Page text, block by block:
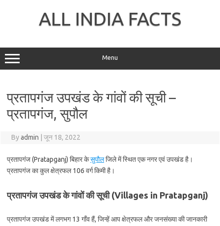
ALL INDIA FACTS
Menu
प्रतापगंज उपखंड के गांवों की सूची –
प्रतापगंज, सुपौल
Byadmin जून 18, 2022
प्रतापगंज (Pratapganj) बिहार केसुपौलजिले में स्थित एक नगर एवं उपखंड है।
प्रतापगंज का कुल क्षेत्रफल 106 वर्ग किमी है।
प्रतापगंज उपखंड के गांवों की सूची (Villages in Pratapganj)
प्रतापगंज उपखंड में लगभग 13 गाँव हैं, जिन्हें आप क्षेत्रफल और जनसंख्या की जानकारी